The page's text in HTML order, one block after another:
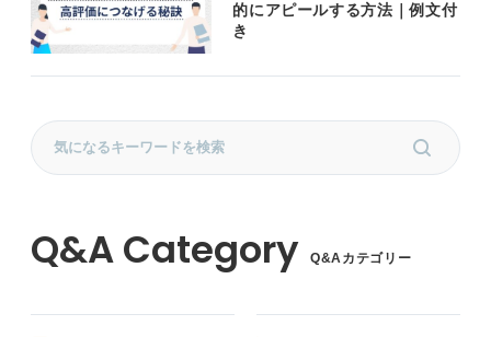
的にアピールする方法｜例文付
き
Q&Aカテゴリー